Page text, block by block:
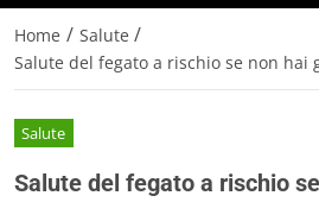
Home / Salute /
Salute del fegato a rischio se non hai
Salute
Salute del fegato a rischio